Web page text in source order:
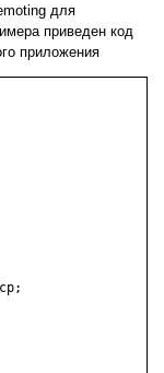
для
приведен код
приложения